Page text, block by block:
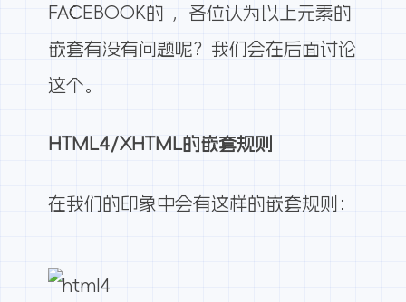
FACEBOOK的 ，各位认为以上元素的
嵌套有没有问题呢？我们会在后面讨论
这个。
HTML4/XHTML的嵌套规则
在我们的印象中会有这样的嵌套规则：